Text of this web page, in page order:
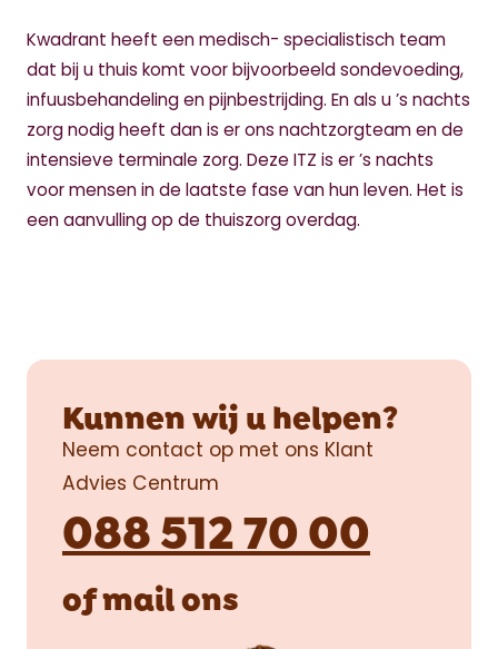
Kwadrant heeft een medisch- specialistisch team
dat bij u thuis komt voor bijvoorbeeld sondevoeding,
infuusbehandeling en pijnbestrijding. En als u ’s nachts
zorg nodig heeft dan is er ons nachtzorgteam en de
intensieve terminale zorg. Deze ITZ is er ’s nachts
voor mensen in de laatste fase van hun leven. Het is
een aanvulling op de thuiszorg overdag.
Kunnen wij u helpen?
Neem contact op met ons Klant
Advies Centrum
088 512 70 00
ofmailons